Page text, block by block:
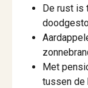
De rust is
Met
tussen de